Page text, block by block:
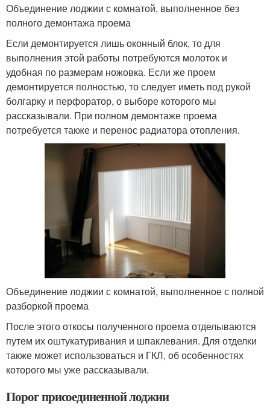
Объединение лоджии с комнатой, выполненное без
полного демонтажа проема
Если демонтируется лишь оконный блок, то для
выполнения этой работы потребуются молоток и
удобная по размерам ножовка. Если же проем
демонтируется полностью, то следует иметь под рукой
болгарку и перфоратор, о выборе которого мы
рассказывали. При полном демонтаже проема
потребуется также и перенос радиатора отопления.
Объединение лоджии с комнатой, выполненное с полной
разборкой проема
После этого откосы полученного проема отделываются
путем их оштукатуривания и шпаклевания. Для отделки
также может использоваться и ГКЛ, об особенностях
которого мы уже рассказывали.
Порог присоединенной лоджии